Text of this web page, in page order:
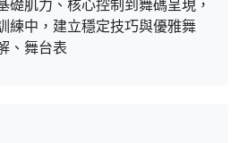
礎肌力、核心控制到舞碼呈現，
練中，建立穩定技巧與優雅舞
、舞台表